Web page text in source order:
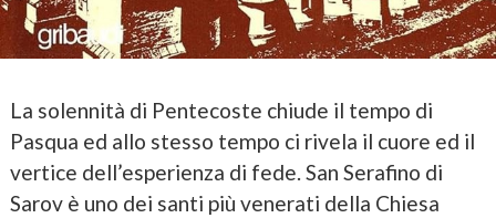
La solennità di Pentecoste chiude il tempo di
Pasqua ed allo stesso tempo ci rivela il cuore ed il
vertice dell’esperienza di fede. San Serafino di
Sarov è uno dei santi più venerati della Chiesa